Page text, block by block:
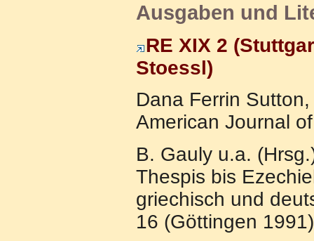
Ausgaben und
RE XIX 2
Stoessl)
Dana Ferrin
American Journal
B. Gauly u.a.
Thespis bis
griechisch und
16 (Göttingen